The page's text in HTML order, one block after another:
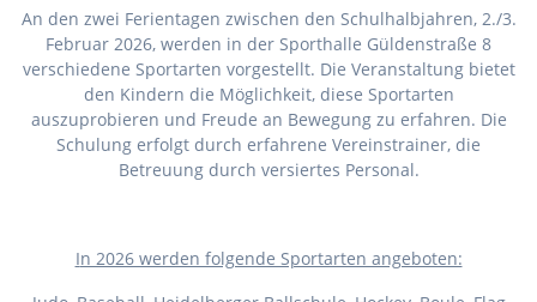
An den zwei Ferientagen zwischen den Schulhalbjahren, 2./3.
Februar 2026, werden in der Sporthalle Güldenstraße 8
verschiedene Sportarten vorgestellt. Die Veranstaltung bietet
den Kindern die Möglichkeit, diese Sportarten
auszuprobieren und Freude an Bewegung zu erfahren. Die
Schulung erfolgt durch erfahrene Vereinstrainer, die
Betreuung durch versiertes Personal.
In 2026 werden folgende Sportarten angeboten: